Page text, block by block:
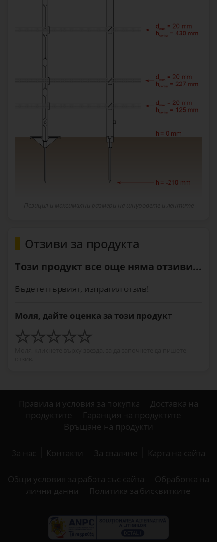
Отзиви за продукта
Този продукт все още няма отзиви...
Бъдете първият, изпратил отзив!
Моля, дайте оценка за този продукт
Правила и условия за покупка
Доставка на
продуктите
Гаранция на продуктите
Връщане на продукти
За нас Контакти За сваляне Карта на сайта
Общи условия за работа със сайта
Обработка на
лични данни
Политика за бисквитките